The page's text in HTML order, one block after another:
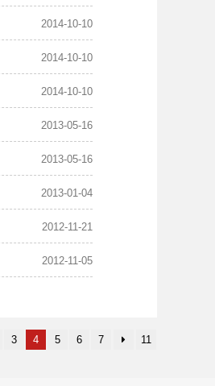
2014-10-10
2014-10-10
2014-10-10
2013-05-16
2013-05-16
2013-01-04
2012-11-21
2012-11-05
3 4 5 6 7 11